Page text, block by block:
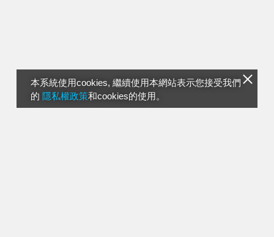
本系統使用cookies, 繼續使用本網站表示您接受我們
的 隱私權政策和cookies的使用。